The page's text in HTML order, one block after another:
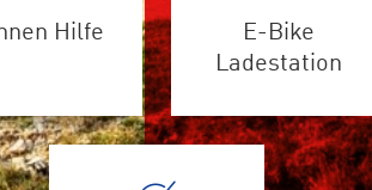
Hilfe
E-Bike
Ladestation